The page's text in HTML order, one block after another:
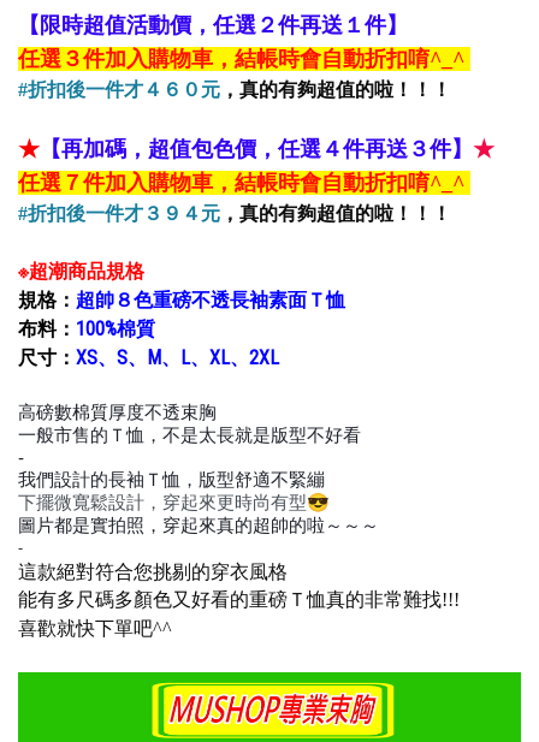
【限時超值活動價，任選２件再送１件】
任選３件加入購物車，結帳時會自動折扣唷^_^
#折扣後一件才４６０元 ，真的有夠超值的啦！！！
★ 【再加碼， 超值包色價，任選４件再送３件】 ★
任選７件加入購物車，結帳時會自動折扣唷^_^
#折扣後一件才３９４元 ，真的有夠超值的啦！！！
※超潮商品規格
規格： 超帥８色重磅不透長袖素面Ｔ恤
布料： 100%棉質
尺寸： XS、S、M、L、XL、2XL
高磅數棉質厚度不透束胸
一般市售的Ｔ恤，不是太長就是版型不好看
-
我們設計的長袖Ｔ恤，版型舒適不緊繃
下擺微寬鬆設計，穿起來更時尚有型😎
圖片都是實拍照，穿起來真的超帥的啦～～～
-
這款絕對符合您挑剔的穿衣風格
能有多尺碼多顏色又好看的重磅Ｔ恤真的非常難找!!!
喜歡就快下單吧^^